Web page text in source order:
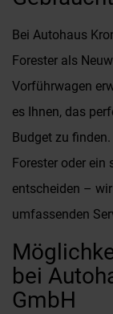
Bei Autohaus
Forester als
Vorführwagen
es Ihnen, das
Budget zu
Forester oder
entscheiden –
umfassenden
bei
GmbH